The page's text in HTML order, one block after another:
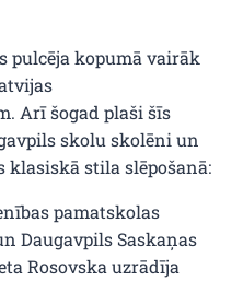
pulcēja kopumā vairāk
Arī šogad plaši šīs
skolu skolēni un
klasiskā stila slēpošanā:
pamatskolas
Daugavpils Saskaņas
Rosovska uzrādīja